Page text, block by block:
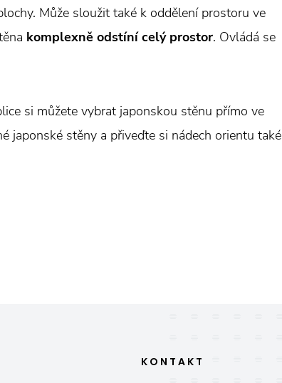
Může sloužit také k oddělení prostoru ve
komplexně odstíní celý prostor. Ovládá se
si můžete vybrat japonskou stěnu přímo ve
japonské stěny a přiveďte si nádech orientu také
KONTAKT